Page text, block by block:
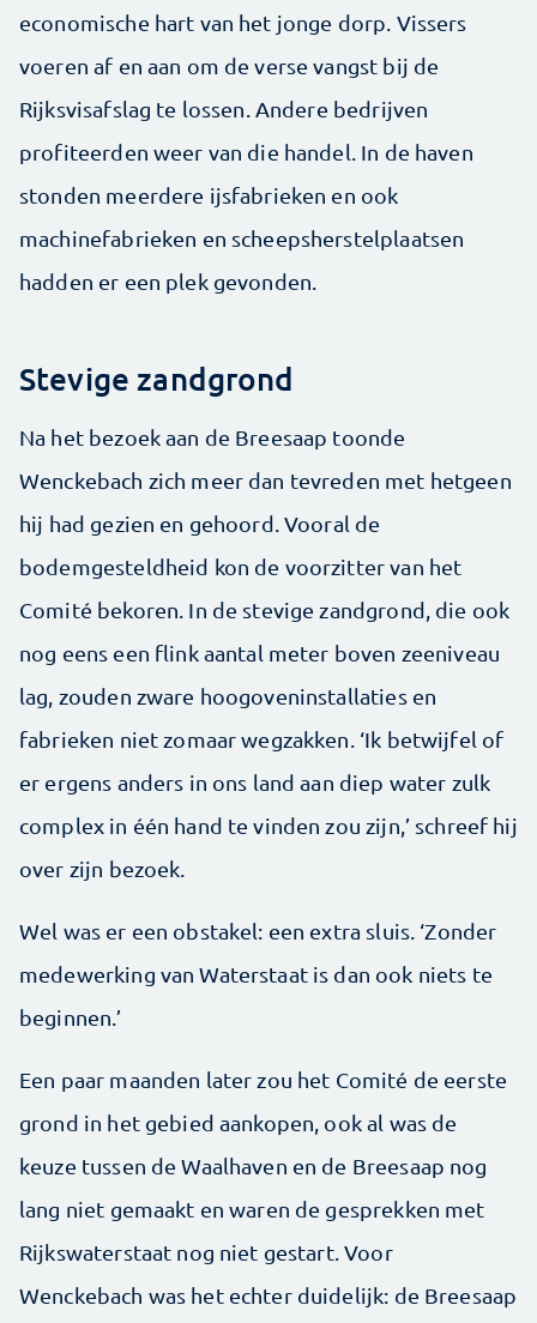
economische hart van het jonge dorp. Vissers
voeren af en aan om de verse vangst bij de
Rijksvisafslag te lossen. Andere bedrijven
profiteerden weer van die handel. In de haven
stonden meerdere ijsfabrieken en ook
machinefabrieken en scheepsherstelplaatsen
hadden er een plek gevonden.
Stevige zandgrond
Na het bezoek aan de Breesaap toonde
Wenckebach zich meer dan tevreden met hetgeen
hij had gezien en gehoord. Vooral de
bodemgesteldheid kon de voorzitter van het
Comité bekoren. In de stevige zandgrond, die ook
nog eens een flink aantal meter boven zeeniveau
lag, zouden zware hoogoveninstallaties en
fabrieken niet zomaar wegzakken. ‘Ik betwijfel of
er ergens anders in ons land aan diep water zulk
complex in één hand te vinden zou zijn,’ schreef hij
over zijn bezoek.
Wel was er een obstakel: een extra sluis. ‘Zonder
medewerking van Waterstaat is dan ook niets te
beginnen.’
Een paar maanden later zou het Comité de eerste
grond in het gebied aankopen, ook al was de
keuze tussen de Waalhaven en de Breesaap nog
lang niet gemaakt en waren de gesprekken met
Rijkswaterstaat nog niet gestart. Voor
Wenckebach was het echter duidelijk: de Breesaap